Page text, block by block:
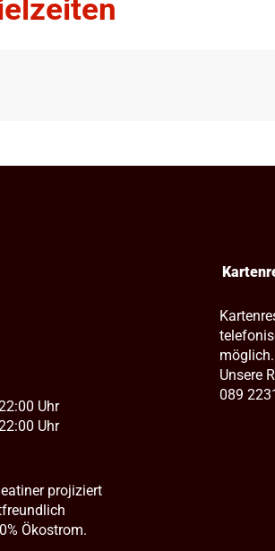
Uhr
Uhr
projiziert
Ökostrom.
möglich.
Unsere
089